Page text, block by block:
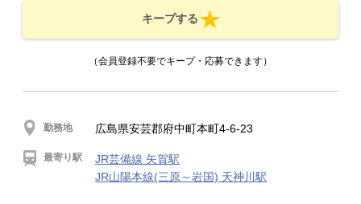
キープする
（会員登録不要でキープ・応募できます）
勤務地 広島県安芸郡府中町本町4-6-23
最寄り駅
JR芸備線 矢賀駅
JR山陽本線(三原～岩国) 天神川駅